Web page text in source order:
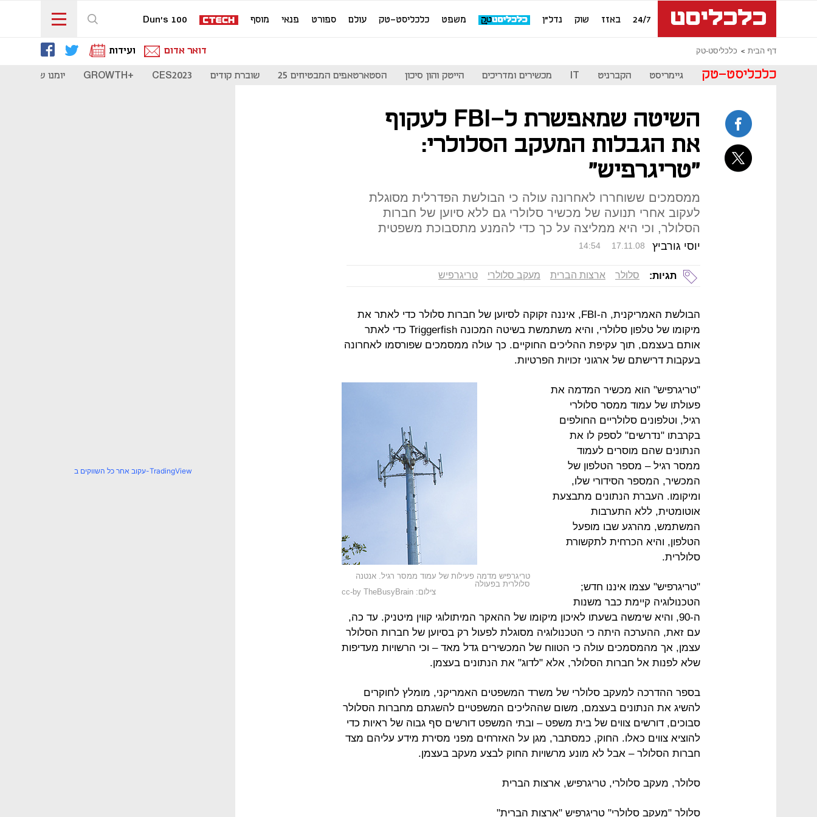
24/7 באזז שוק נדל"ן משפט כלכליסט-טק עולם ספורט פנאי מוסף Dun's 100
דף הבית כלכליסט-טק דואר אדום ועידות
כלכליסט-טק גיימריסט הקברניט IT מכשירים ומדריכים הייטק והון סיכון הסטארטאפים המבטיחים 25 שוברת קודים CES2023
+GROWTH יומנו של
השיטה שמאפשרת ל-FBI לעקוף
את הגבלות המעקב הסלולרי:
"טריגרפיש"
ממסמכים ששוחררו לאחרונה עולה כי הבולשת הפדרלית מסוגלת
לעקוב אחרי תנועה של מכשיר סלולרי גם ללא סיוען של חברות
הסלולר, וכי היא ממליצה על כך כדי להמנע מתסבוכת משפטית
יוסי גורביץ 14:54 17.11.08
תגיות: סלולר ארצות הברית מעקב סלולרי טריגרפיש
הבולשת האמריקנית, ה-FBI, איננה זקוקה לסיוען של חברות סלולר כדי לאתר את
מיקומו של טלפון סלולרי, והיא משתמשת בשיטה המכונה Triggerfish כדי לאתר
אותם בעצמם, תוך עקיפת ההליכים החוקיים. כך עולה ממסמכים שפורסמו לאחרונה
בעקבות דרישתם של ארגוני זכויות הפרטיות.
טריגרפיש מדמה פעילות של עמוד ממסר רגיל. אנטנה
סלולרית בפעולה
צילום: cc-by TheBusyBrain
"טריגרפיש" הוא מכשיר המדמה את
פעולתו של עמוד ממסר סלולרי
רגיל, וטלפונים סלולריים החולפים
בקרבתו "נדרשים" לספק לו את
הנתונים שהם מוסרים לעמוד
ממסר רגיל – מספר הטלפון של
המכשיר, המספר הסידורי שלו,
ומיקומו. העברת הנתונים מתבצעת
אוטומטית, ללא התערבות
המשתמש, מהרגע שבו מופעל
הטלפון, והיא הכרחית לתקשורת
סלולרית.
"טריגרפיש" עצמו איננו חדש;
הטכנולוגיה קיימת כבר משנות
ה-90, והיא שימשה בשעתו לאיכון מיקומו של ההאקר המיתולוגי קווין מיטניק. עד כה,
עם זאת, ההערכה היתה כי הטכנולוגיה מסוגלת לפעול רק בסיוען של חברות הסלולר
עצמן, אך מהמסמכים עולה כי הטווח של המכשירים גדל מאד – וכי הרשויות מעדיפות
שלא לפנות אל חברות הסלולר, אלא "לדוג" את הנתונים בעצמן.
בספר ההדרכה למעקב סלולרי של משרד המשפטים האמריקני, מומלץ לחוקרים
להשיג את הנתונים בעצמם, משום שההליכים המשפטיים להשגתם מחברות הסלולר
סבוכים, דורשים צווים של בית משפט – ובתי המשפט דורשים סף גבוה של ראיות כדי
להוציא צווים כאלו. החוק, כמסתבר, מגן על האזרחים מפני מסירת מידע עליהם מצד
חברות הסלולר – אבל לא מונע מרשויות החוק לבצע מעקב בעצמן.
סלולר, מעקב סלולרי, טריגרפיש, ארצות הברית
סלולר "מעקב סלולרי" טריגרפיש "ארצות הברית"
עקוב אחר כל השווקים ב-TradingView